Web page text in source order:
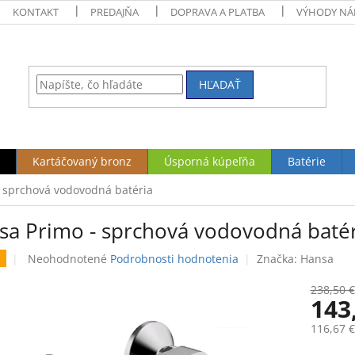
KONTAKT PREDAJŇA DOPRAVA A PLATBA VÝHODY
HĽADAŤ
Kartáčovaný bronz Úsporná kúpeľňa Batérie
vodovodná batéria
Primo - sprchová vodovodná
Priemerné
Neohodnotené Podrobnosti hodnotenia Značka: Hansa
238,50 €
116,67